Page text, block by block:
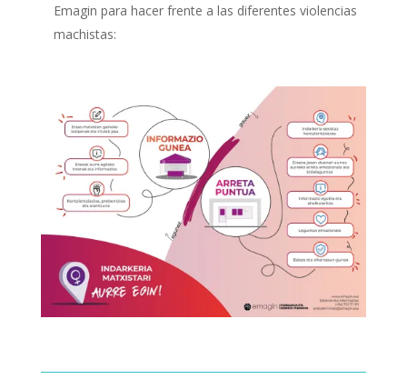
Emagin para hacer frente a las diferentes violencias
machistas: